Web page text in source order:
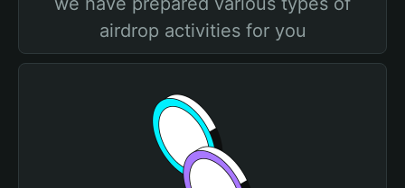
airdrop activities for you